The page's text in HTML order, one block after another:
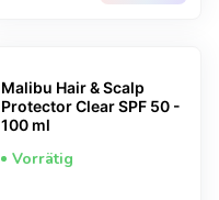
Malibu Hair & Scalp
Protector Clear SPF 50 -
100 ml
Vorrätig